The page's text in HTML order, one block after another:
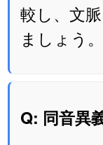
較し、文
ましょう。
Q: 同音異